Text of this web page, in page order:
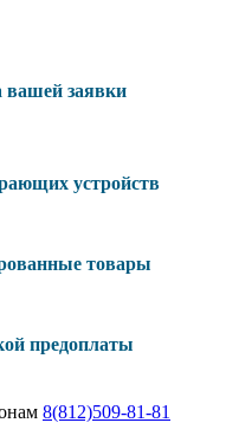
вашей заявки
устройств
товары
предоплаты
8(812)509-81-81